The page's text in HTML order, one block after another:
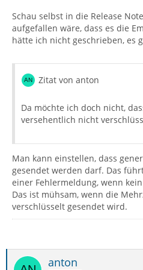
Schau selbst in die Release
aufgefallen wäre, dass es die
hätte ich nicht geschrieben, es
Zitat von anton
Da möchte ich doch nicht,
versehentlich nicht
Man kann einstellen, dass
gesendet werden darf. Das
einer Fehlermeldung, wenn
Das ist mühsam, wenn die
verschlüsselt gesendet wird.
anton